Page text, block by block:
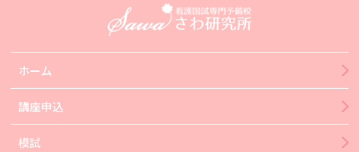
ホーム
講座申込
模試